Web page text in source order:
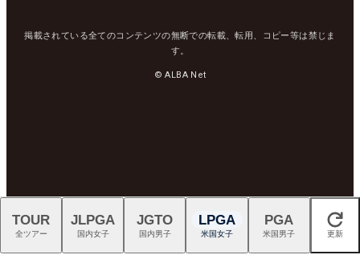
掲載されている全てのコンテンツの無断での転載、転用、コピー等は禁じま
す。
© ALBA Net
閉じる
TOUR
全ツアー
JLPGA
国内女子
JGTO
国内男子
LPGA
米国女子
PGA
米国男子 更新